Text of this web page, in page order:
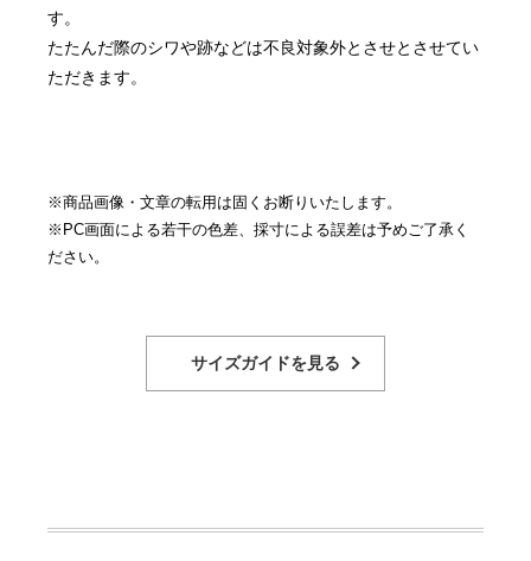
す。
たたんだ際のシワや跡などは不良対象外とさせとさせてい
ただきます。
※商品画像・文章の転用は固くお断りいたします。
※PC画面による若干の色差、採寸による誤差は予めご了承く
ださい。
サイズガイドを見る